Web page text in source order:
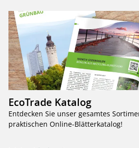
EcoTrade Katalog
Entdecken Sie unser gesamtes
praktischen Online-Blätterkatalog!